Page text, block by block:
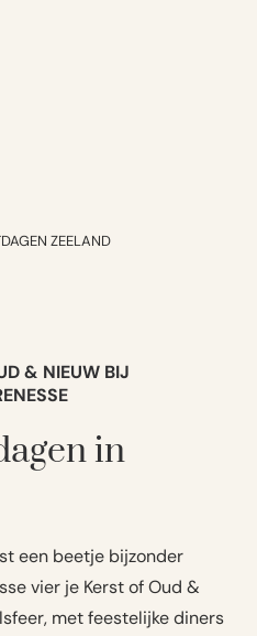
ZEELAND
in
& NIEUW BIJ
een beetje bijzonder
vier je Kerst of Oud &
met feestelijke diners